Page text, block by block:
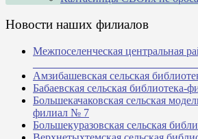
Новости наших филиалов
Межпоселенческая центральная
Амзибашевская сельская
Бабаевская сельская библиотека-
Большекачаковская сельская
филиал № 7
Большекуразовская сельская